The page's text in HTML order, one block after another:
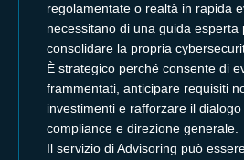
regolamentate o realtà in rapida
necessitano di una guida esperta
consolidare la propria
È strategico perché consente di
frammentati, anticipare requisiti
investimenti e rafforzare il
compliance e direzione generale.
Il servizio di Advisoring può